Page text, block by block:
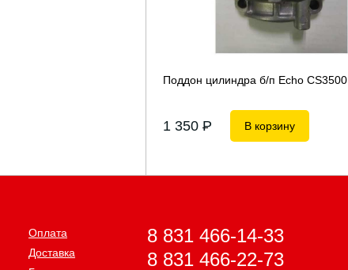
Поддон цилиндра б/п Echo CS3500
1 350 P В корзину
Оплата
Доставка
8 831 466-14-33
8 831 466-22-73